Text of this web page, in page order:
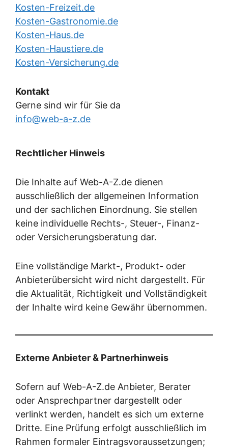
Kosten-Freizeit.de
Kosten-Gastronomie.de
Kosten-Haus.de
Kosten-Haustiere.de
Kosten-Versicherung.de
Kontakt
Gerne sind wir für Sie da
info@web-a-z.de
Rechtlicher Hinweis
Die Inhalte auf Web-A-Z.de dienen
ausschließlich der allgemeinen Information
und der sachlichen Einordnung. Sie stellen
keine individuelle Rechts-, Steuer-, Finanz-
oder Versicherungsberatung dar.
Eine vollständige Markt-, Produkt- oder
Anbieterübersicht wird nicht dargestellt. Für
die Aktualität, Richtigkeit und Vollständigkeit
der Inhalte wird keine Gewähr übernommen.
Externe Anbieter & Partnerhinweis
Sofern auf Web-A-Z.de Anbieter, Berater
oder Ansprechpartner dargestellt oder
verlinkt werden, handelt es sich um externe
Dritte. Eine Prüfung erfolgt ausschließlich im
Rahmen formaler Eintragsvoraussetzungen;